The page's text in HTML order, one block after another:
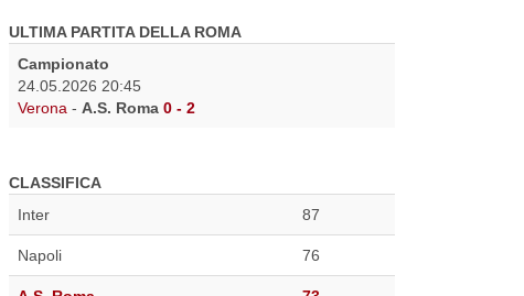
ULTIMA PARTITA DELLA ROMA
Campionato
24.05.2026 20:45
Verona - A.S. Roma 0 - 2
CLASSIFICA
Inter
87
Napoli 76